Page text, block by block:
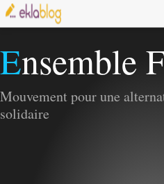
Ensemble
Mouvement pour une
solidaire